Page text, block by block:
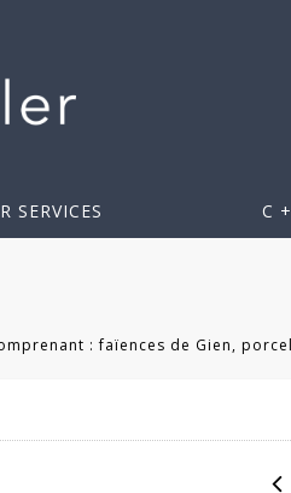
SERVICES C
: faïences de Gien,